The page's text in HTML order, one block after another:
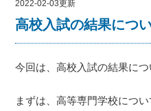
2022-02-03更新
高校入試の結果につ
今回は、高校入試の結果につ
まずは、高等専門学校につ